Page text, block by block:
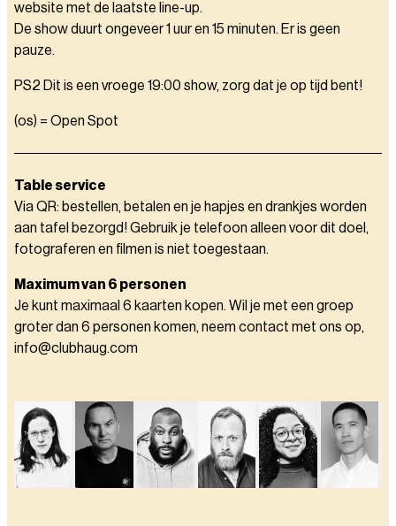
website met de laatste line-up.
De show duurt ongeveer 1 uur en 15 minuten. Er is geen
pauze.
PS2 Dit is een vroege 19:00 show, zorg dat je op tijd bent!
(os) = Open Spot
Table service
Via QR: bestellen, betalen en je hapjes en drankjes worden
aan tafel bezorgd! Gebruik je telefoon alleen voor dit doel,
fotograferen en filmen is niet toegestaan.
Maximum van 6 personen
Je kunt maximaal 6 kaarten kopen. Wil je met een groep
groter dan 6 personen komen, neem contact met ons op,
info@clubhaug.com